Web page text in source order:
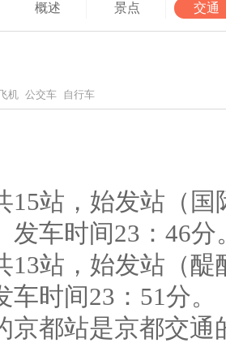
概述 景点 交通
机 公交车 自行车
15站，始发站（
发车时间23：46分
13站，始发站（
车时间23：51分。
京都站是京都交